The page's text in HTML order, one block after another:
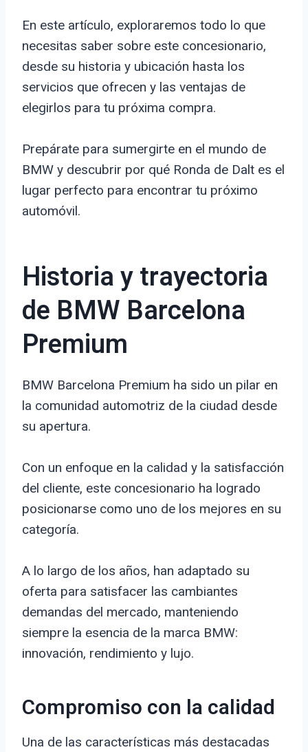
En este artículo, exploraremos todo lo que
necesitas saber sobre este concesionario,
desde su historia y ubicación hasta los
servicios que ofrecen y las ventajas de
elegirlos para tu próxima compra.
Prepárate para sumergirte en el mundo de
BMW y descubrir por qué Ronda de Dalt es el
lugar perfecto para encontrar tu próximo
automóvil.
Historia y trayectoria
de BMW Barcelona
Premium
BMW Barcelona Premium ha sido un pilar en
la comunidad automotriz de la ciudad desde
su apertura.
Con un enfoque en la calidad y la satisfacción
del cliente, este concesionario ha logrado
posicionarse como uno de los mejores en su
categoría.
A lo largo de los años, han adaptado su
oferta para satisfacer las cambiantes
demandas del mercado, manteniendo
siempre la esencia de la marca BMW:
innovación, rendimiento y lujo.
Compromiso con la calidad
Una de las características más destacadas